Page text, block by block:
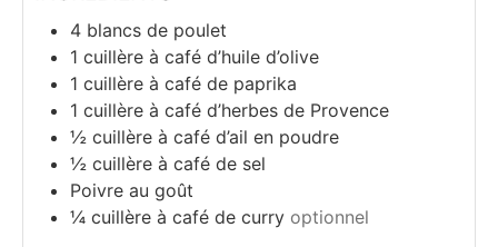
4 blancs de poulet
1 cuillère à café d’huile d’olive
1 cuillère à café de paprika
1 cuillère à café d’herbes de Provence
½ cuillère à café d’ail en poudre
½ cuillère à café de sel
Poivre au goût
¼ cuillère à café de curry optionnel